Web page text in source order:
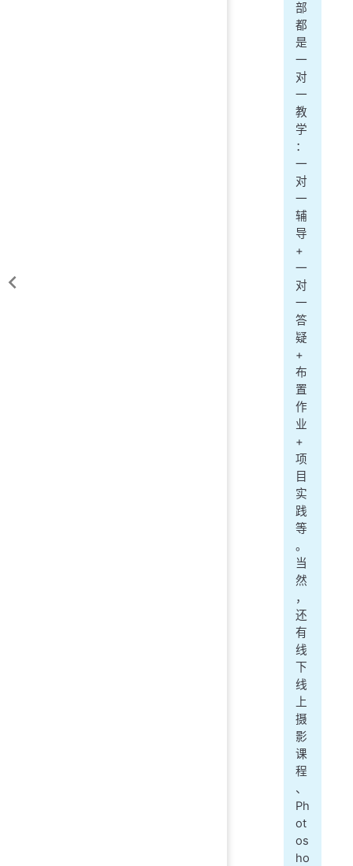
部
都
是
一
对
一
教
学
：
一
对
一
辅
导
+
一
对
一
答
疑
+
布
置
作
业
+
项
目
实
践
等
。
当
然
，
还
有
线
下
线
上
摄
影
课
程
、
Ph
ot
os
ho